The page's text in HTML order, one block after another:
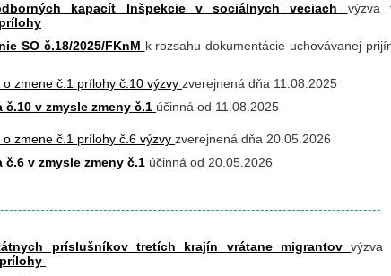
kapacít Inšpekcie v sociálnych veciach výzva
prílohy
SO č.18/2025/FKnM k rozsahu dokumentácie uchovávanej
o zmene č.1 prílohy č.10 výzvy zverejnená dňa 11.08.2025
č.10 v zmysle zmeny č.1 účinná od 11.08.2025
o zmene č.1 prílohy č.6 výzvy zverejnená dňa 20.05.2026
č.6 v zmysle zmeny č.1 účinná od 20.05.2026
príslušníkov tretích krajín vrátane migrantovvýzva
prílohy